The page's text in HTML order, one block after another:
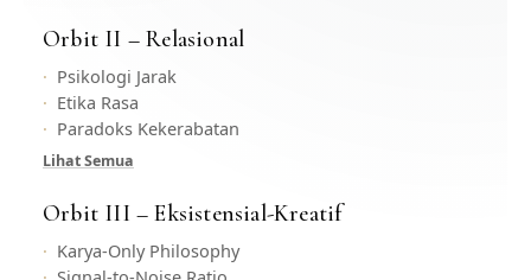
Orbit II – Relasional
Psikologi Jarak
Etika Rasa
Paradoks Kekerabatan
Lihat Semua
Orbit III – Eksistensial-Kreatif
Karya-Only Philosophy